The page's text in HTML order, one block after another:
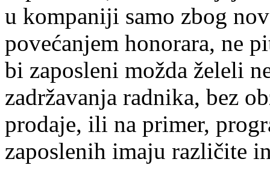
u kompaniji samo zbog
povećanjem honorara, ne
bi zaposleni možda želeli
zadržavanja radnika, bez
prodaje, ili na primer,
zaposlenih imaju različite